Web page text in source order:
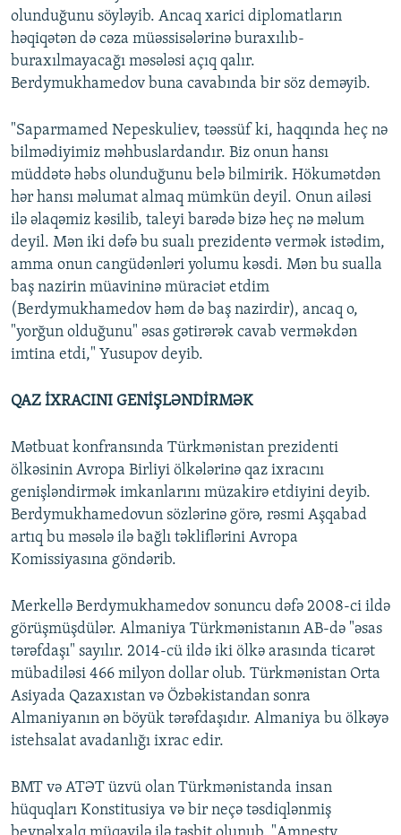
olunduğunu söyləyib. Ancaq xarici diplomatların
həqiqətən də cəza müəssisələrinə buraxılıb-
buraxılmayacağı məsələsi açıq qalır.
Berdymukhamedov buna cavabında bir söz deməyib.
"Saparmamed Nepeskuliev, təəssüf ki, haqqında heç nə
bilmədiyimiz məhbuslardandır. Biz onun hansı
müddətə həbs olunduğunu belə bilmirik. Hökumətdən
hər hansı məlumat almaq mümkün deyil. Onun ailəsi
ilə əlaqəmiz kəsilib, taleyi barədə bizə heç nə məlum
deyil. Mən iki dəfə bu sualı prezidentə vermək istədim,
amma onun cangüdənləri yolumu kəsdi. Mən bu sualla
baş nazirin müavininə müraciət etdim
(Berdymukhamedov həm də baş nazirdir), ancaq o,
"yorğun olduğunu" əsas gətirərək cavab verməkdən
imtina etdi," Yusupov deyib.
QAZ İXRACINI GENİŞLƏNDİRMƏK
Mətbuat konfransında Türkmənistan prezidenti
ölkəsinin Avropa Birliyi ölkələrinə qaz ixracını
genişləndirmək imkanlarını müzakirə etdiyini deyib.
Berdymukhamedovun sözlərinə görə, rəsmi Aşqabad
artıq bu məsələ ilə bağlı təkliflərini Avropa
Komissiyasına göndərib.
Merkellə Berdymukhamedov sonuncu dəfə 2008-ci ildə
görüşmüşdülər. Almaniya Türkmənistanın AB-də "əsas
tərəfdaşı" sayılır. 2014-cü ildə iki ölkə arasında ticarət
mübadiləsi 466 milyon dollar olub. Türkmənistan Orta
Asiyada Qazaxıstan və Özbəkistandan sonra
Almaniyanın ən böyük tərəfdaşıdır. Almaniya bu ölkəyə
istehsalat avadanlığı ixrac edir.
BMT və ATƏT üzvü olan Türkmənistanda insan
hüquqları Konstitusiya və bir neçə təsdiqlənmiş